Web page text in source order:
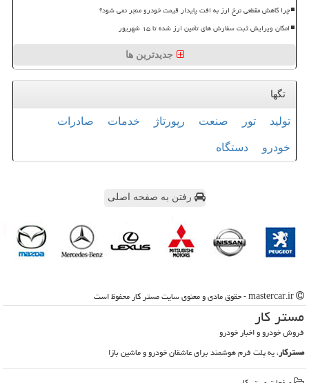
چرا کاهش مقطعی نرخ ارز به افت پایدار قیمت خودرو منجر نمی شود؟
امکان ویرایش ثبت سفارش های تأمین ارز شده تا ۱۵ شهریور
جدیدترین ها
تگها
تولید تور صنعت رپورتاژ خدمات صادرات
خودرو دستگاه
رفتن به صفحه اصلی
مستر كار
فروش خودرو و اخبار خودرو
مسترکار، یه پلت فرم هوشمند برای عاشقان خودرو و ماشین بازا